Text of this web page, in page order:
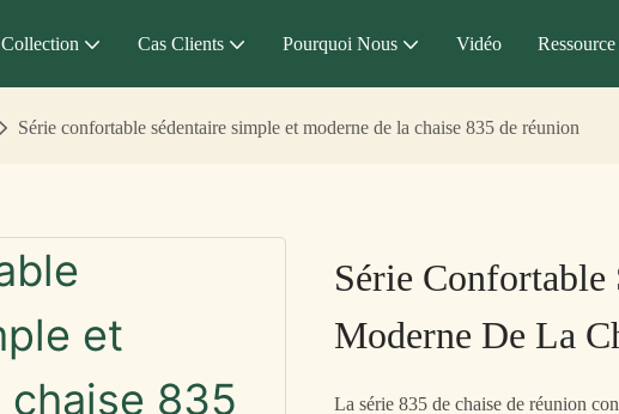
Collection Cas Clients Pourquoi Nous Vidéo Ressource
Série confortable sédentaire simple et moderne de la chaise 835 de réunion
Série
Moderne De La
La série 835 de chaise de réunion